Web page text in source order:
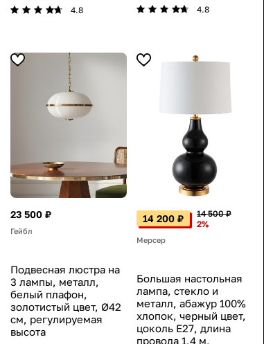
4.8 4.8
23 500 ₽
Гейбл
Подвесная люстра на
3 лампы, металл,
белый плафон,
золотистый цвет, Ø42
см, регулируемая
высота
14 200 ₽
14 500 ₽
2%
Мерсер
Большая настольная
лампа, стекло и
металл, абажур 100%
хлопок, черный цвет,
цоколь E27, длина
провода 1,4 м,